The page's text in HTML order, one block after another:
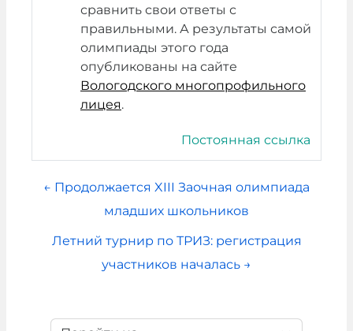
сравнить свои ответы с
правильными. А результаты самой
олимпиады этого года
опубликованы на сайте
Вологодского многопрофильного
лицея.
Постоянная ссылка
← Продолжается XIII Заочная олимпиада
младших школьников
Летний турнир по ТРИЗ: регистрация
участников началась →